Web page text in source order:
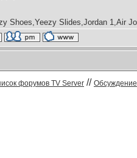
Shoes,Yeezy Slides,Jordan 1,Air
форумов TV Server //